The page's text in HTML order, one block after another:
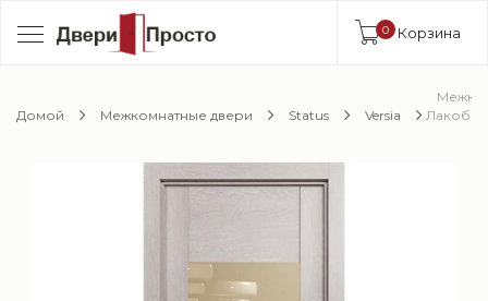
0 Корзина
Домой Межкомнатные двери Status Versia